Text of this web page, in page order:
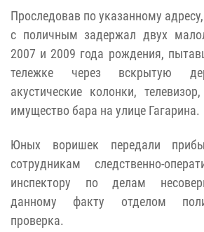
Проследовав по указанному
с поличным задержал двух
2007 и 2009 года рождения,
тележке через вскрытую
акустические колонки,
имущество бара на улице Гагарина.
Юных воришек передали
сотрудникам следственно-
инспектору по делам
данному факту отделом
проверка.